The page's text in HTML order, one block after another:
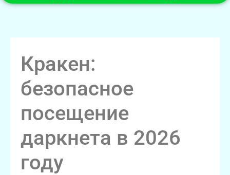
Кракен:
безопасное
посещение
даркнета в 2026
году